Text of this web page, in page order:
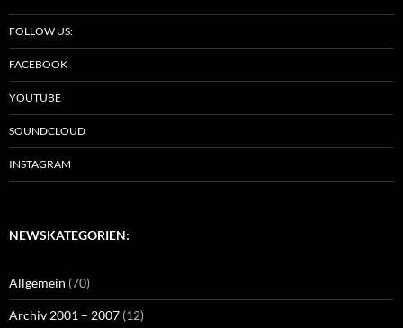
FOLLOW US:
FACEBOOK
YOUTUBE
SOUNDCLOUD
INSTAGRAM
NEWSKATEGORIEN:
Allgemein (70)
Archiv 2001 – 2007 (12)